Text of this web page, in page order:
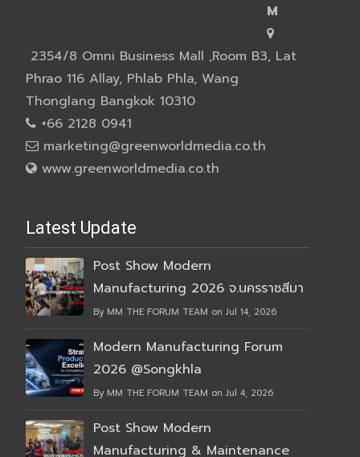
M
2354/8 Omni Business Mall ,Room B3, Lat
Phrao 116 Allay, Phlab Phla, Wang
Thonglang Bangkok 10310
+66 2128 0941
marketing@greenworldmedia.co.th
www.greenworldmedia.co.th
Latest Update
Post Show Modern
Manufacturing 2026 จ.นครราชสีมา
By MM THE FORUM TEAM on Jul 14, 2026
Modern Manufacturing Forum
2026 @Songkhla
By MM THE FORUM TEAM on Jul 4, 2026
Post Show Modern
Manufacturing & Maintenance